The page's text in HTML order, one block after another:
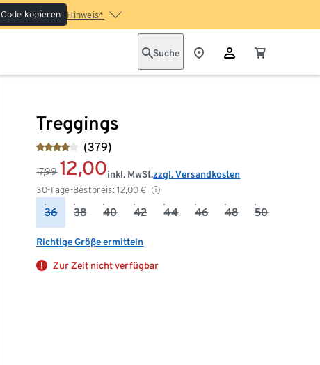
Code kopieren Hinweis*
Suche
Treggings
(379)
17,99 12,00
30-Tage-Bestpreis: 12,00 €
inkl. MwSt.zzgl. Versandkosten
36 38 40 42 44 46 48 50
Richtige Größe ermitteln
Zur Zeit nicht verfügbar